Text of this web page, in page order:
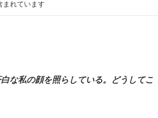
まれています
な私の顔を照らしている。どうしてこ